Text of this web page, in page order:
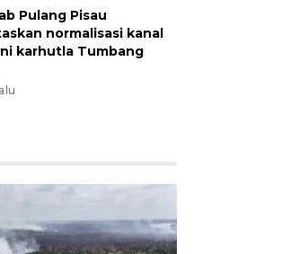
Pulang Pisau
normalisasi kanal
karhutla Tumbang